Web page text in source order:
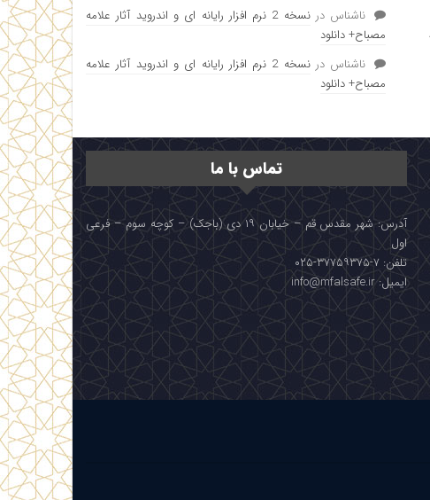
ناشناس در
نسخه 2 نرم افزار رایانه ای و اندروید آثار علامه
مصباح+ دانلود
ناشناس در
نسخه 2 نرم افزار رایانه ای و اندروید آثار علامه
مصباح+ دانلود
تماس با ما
آدرس: شهر مقدس قم – خیابان ۱۹ دی (باجک) – کوچه سوم – فرعی
اول
تلفن: ۷-۳۷۷۵۹۳۷۵-۰۲۵
ایمیل: info@mfalsafe.ir